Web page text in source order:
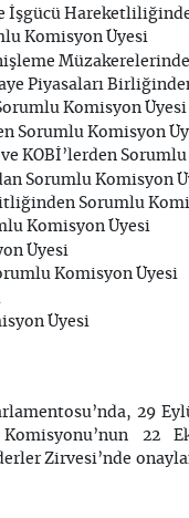
Komisyon Üyesi
Piyasaları
Komisyon Üyesi
Sorumlu Komisyon
KOBİ’lerden
Sorumlu Komisyon
Sorumlu
Komisyon Üyesi
Üyesi
Komisyon Üyesi
Üyesi
29
22
Zirvesi’nde